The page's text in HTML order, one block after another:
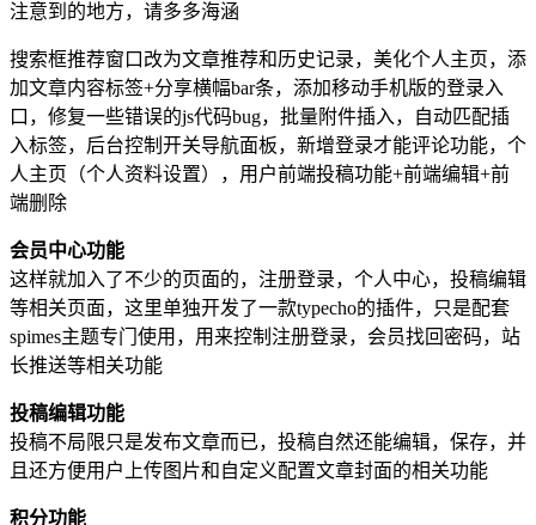
注意到的地方，请多多海涵
搜索框推荐窗口改为文章推荐和历史记录，美化个人主页，添
加文章内容标签+分享横幅bar条，添加移动手机版的登录入
口，修复一些错误的js代码bug，批量附件插入，自动匹配插
入标签，后台控制开关导航面板，新增登录才能评论功能，个
人主页（个人资料设置），用户前端投稿功能+前端编辑+前
端删除
会员中心功能
这样就加入了不少的页面的，注册登录，个人中心，投稿编辑
等相关页面，这里单独开发了一款typecho的插件，只是配套
spimes主题专门使用，用来控制注册登录，会员找回密码，站
长推送等相关功能
投稿编辑功能
投稿不局限只是发布文章而已，投稿自然还能编辑，保存，并
且还方便用户上传图片和自定义配置文章封面的相关功能
积分功能